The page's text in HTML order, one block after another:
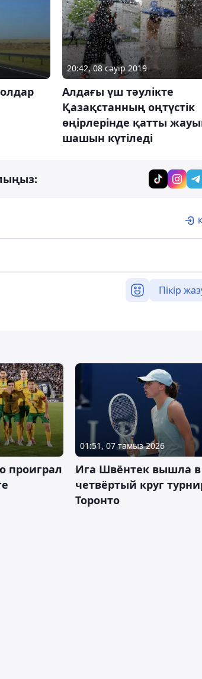
20:42, 08 сәуір 2019
Алдағы үш тәулікте
Қазақстанның оңтүстік
өңірлерінде қатты
шашын күтіледі
Пікір
проиграл
01:51, 07 тамыз 2026
Ига Швёнтек вышла в
четвёртый круг
Торонто